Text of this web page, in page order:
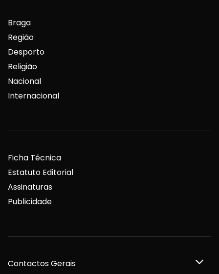
Braga
Região
Desporto
Religião
Nacional
Internacional
Ficha Técnica
Estatuto Editorial
Assinaturas
Publicidade
Contactos Gerais